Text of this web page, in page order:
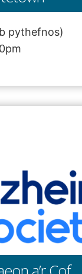
pythefnos)